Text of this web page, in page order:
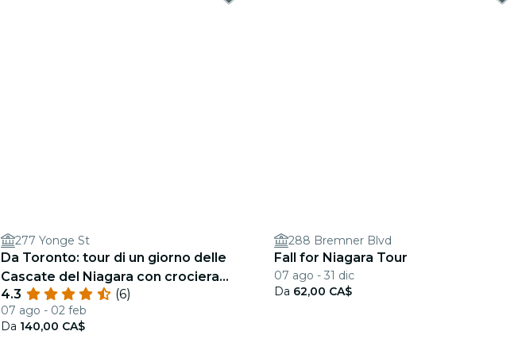
277 Yonge St
Da Toronto: tour di un giorno delle
Cascate del Niagara con crociera
opzionale
4.3 (6)
07 ago - 02 feb
Da 140,00 CA$
288 Bremner Blvd
Fall for Niagara Tour
07 ago - 31 dic
Da 62,00 CA$